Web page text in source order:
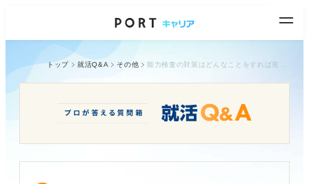
トップ 就活Q&A その他